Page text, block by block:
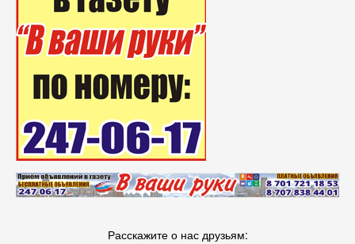
Расскажите о нас друзьям: